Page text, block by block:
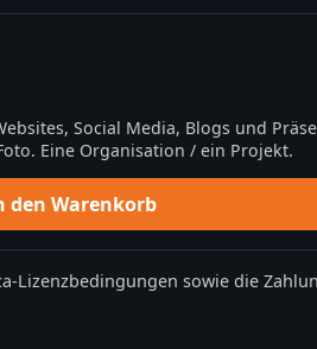
Social Media, Blogs und
Eine Organisation / ein Projekt.
den Warenkorb
Lizenzbedingungen sowie die